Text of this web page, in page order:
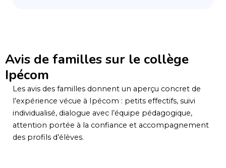
Avis de familles sur le collège
Ipécom
Les avis des familles donnent un aperçu concret de
l’expérience vécue à Ipécom : petits effectifs, suivi
individualisé, dialogue avec l’équipe pédagogique,
attention portée à la confiance et accompagnement
des profils d’élèves.